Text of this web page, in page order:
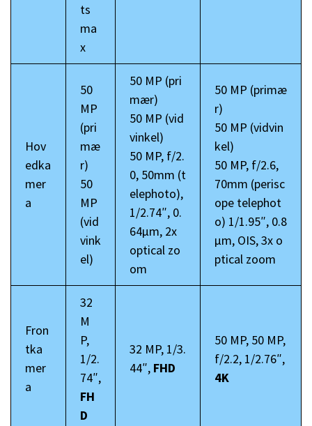
ts
ma
x
Hov
edka
mer
a
50
MP
(pri
mæ
r)
50
MP
(vid
vink
el)
50 MP (pri
mær)
50 MP (vid
vinkel)
50 MP, f/2.
0, 50mm (t
elephoto),
1/2.74″, 0.
64µm, 2x
optical zo
om
50 MP (primæ
r)
50 MP (vidvin
kel)
50 MP, f/2.6,
70mm (perisc
ope telephot
o) 1/1.95″, 0.8
µm, OIS, 3x o
ptical zoom
Fron
tka
mer
a
32
M
P,
1/2.
74″,
FH
D
32 MP, 1/3.
44″, FHD
50 MP, 50 MP,
f/2.2, 1/2.76″,
4K